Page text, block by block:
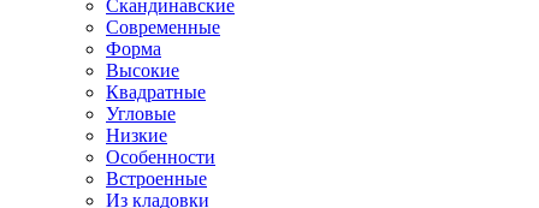
Скандинавские
Современные
Форма
Высокие
Квадратные
Угловые
Низкие
Особенности
Встроенные
Из кладовки